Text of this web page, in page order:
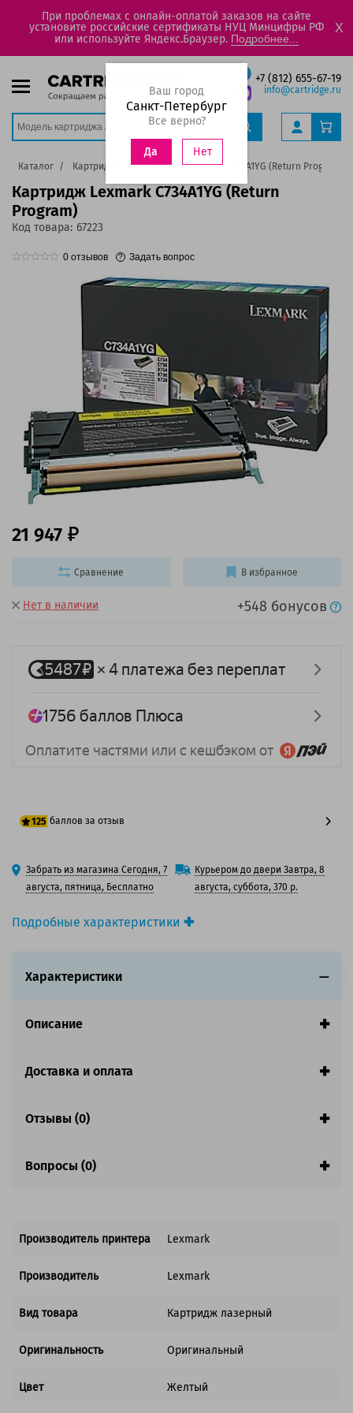
При проблемах с онлайн-оплатой заказов на сайте
установите российские сертификаты НУЦ Минцифры РФ
или используйте Яндекс.Браузер. Подробнее...
X
+7 (812) 655-67-19
info@cartridge.ru
Ваш город
Санкт-Петербург
Все верно?
Да Нет
Каталог Картриджи Картридж Lexmark C734A1YG (Return Program)
Картридж Lexmark C734A1YG (Return
Program)
Код товара: 67223
0 отзывов Задать вопрос
Подробные характеристики
Вид товара:Картридж лазерный
Ресурс:6 000 страниц формата А4 при 5%
Страна:Китай
Нет в наличии +548 бонусов
21 947
125 баллов за отзыв
100 баллов
125 баллов
Забрать из магазина Сегодня, 7
августа, пятница, Бесплатно
Курьером до двери Завтра, 8
августа, суббота, 370 р.
Сравнение В избранное
Характеристики
Описание
Доставка и оплата
Отзывы (0)
Вопросы (0)
Производитель принтера Lexmark
Производитель Lexmark
Вид товара Картридж лазерный
Оригинальность Оригинальный
Цвет Желтый